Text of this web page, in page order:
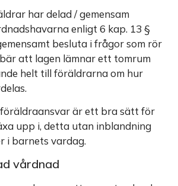
har delad / gemensam
enligt 6 kap. 13 §
besluta i frågor som rör
att lagen lämnar ett tomrum
helt till föräldrarna om hur
är ett bra sätt för
upp i, detta utan inblandning
i barnets vardag.
vårdnad